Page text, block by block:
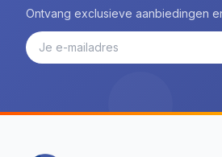
Ontvang exclusieve aanbiedingen